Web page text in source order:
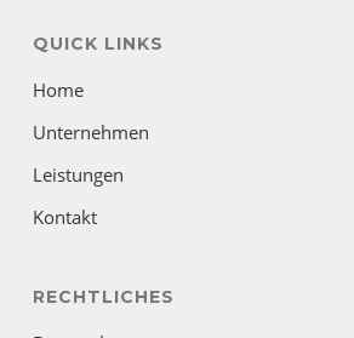
QUICK LINKS
Home
Unternehmen
Leistungen
Kontakt
RECHTLICHES